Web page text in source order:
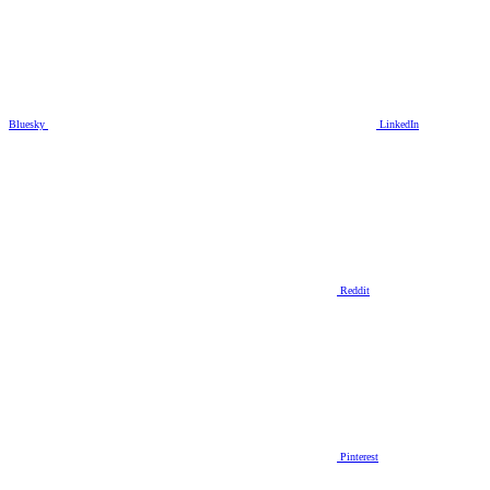
Bluesky LinkedIn
Reddit
Pinterest